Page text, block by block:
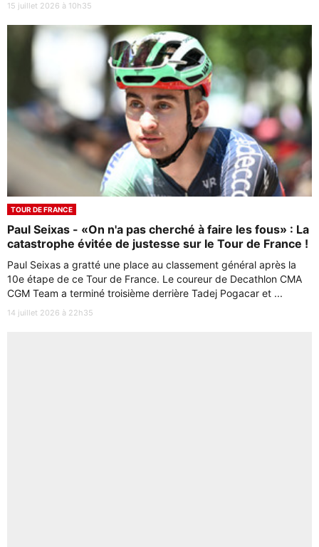
15 juillet 2026 à 10h35
TOUR DE FRANCE
Paul Seixas - «On n'a pas cherché à faire les fous» : La
catastrophe évitée de justesse sur le Tour de France !
Paul Seixas a gratté une place au classement général après la
10e étape de ce Tour de France. Le coureur de Decathlon CMA
CGM Team a terminé troisième derrière Tadej Pogacar et ...
14 juillet 2026 à 22h35